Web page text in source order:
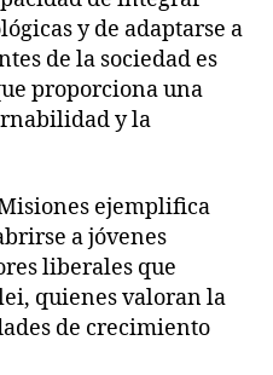
y de adaptarse a
de la sociedad es
proporciona una
y la
ejemplifica
a jóvenes
liberales que
quienes valoran la
de crecimiento